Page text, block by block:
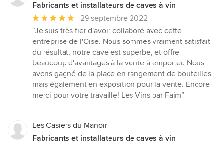
Fabricants et installateurs de caves à vin
Note
moyenne
:
5
étoiles
sur
5
29 septembre 2022
“Je suis très fier d'avoir collaboré avec cette
entreprise de l'Oise. Nous sommes vraiment satisfait
du résultat, notre cave est superbe, et offre
beaucoup d'avantages à la vente à emporter. Nous
avons gagné de la place en rangement de bouteilles
mais également en exposition pour la vente. Encore
merci pour votre travaille! Les Vins par Faim”
Les Casiers du Manoir
Fabricants et installateurs de caves à vin